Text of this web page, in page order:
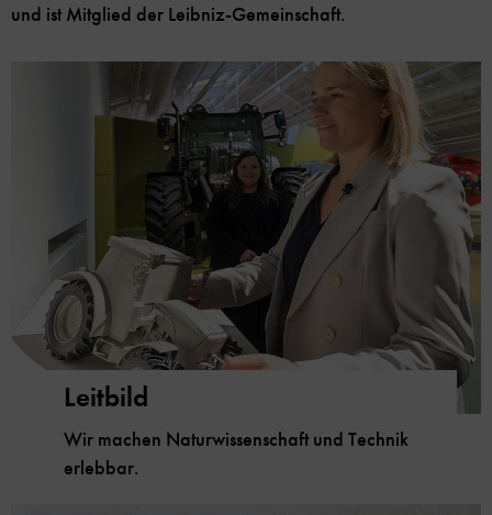
und ist Mitglied der Leibniz-Gemeinschaft.
Leitbild
Wir machen Naturwissenschaft und Technik
erlebbar.